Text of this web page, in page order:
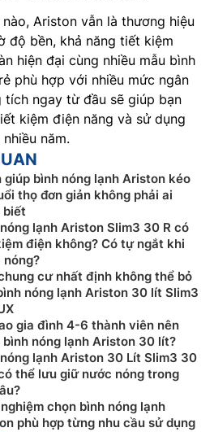
Ariston vẫn là thương hiệu
độ bền, khả năng tiết kiệm
hiện đại cùng nhiều mẫu bình
phù hợp với nhiều mức ngân
tích ngay từ đầu sẽ giúp bạn
kiệm điện năng và sử dụng
năm.
giúp bình nóng lạnh Ariston kéo
thọ đơn giản không phải ai
biết
lạnh Ariston Slim3 30 R có
điện không? Có tự ngắt khi
nóng?
cư nhất định không thể bỏ
nóng lạnh Ariston 30 lít Slim3
gia đình 4-6 thành viên nên
bình nóng lạnh Ariston 30 lít?
lạnh Ariston 30 Lít Slim3 30
thể lưu giữ nước nóng trong
chọn bình nóng lạnh
phù hợp từng nhu cầu sử dụng